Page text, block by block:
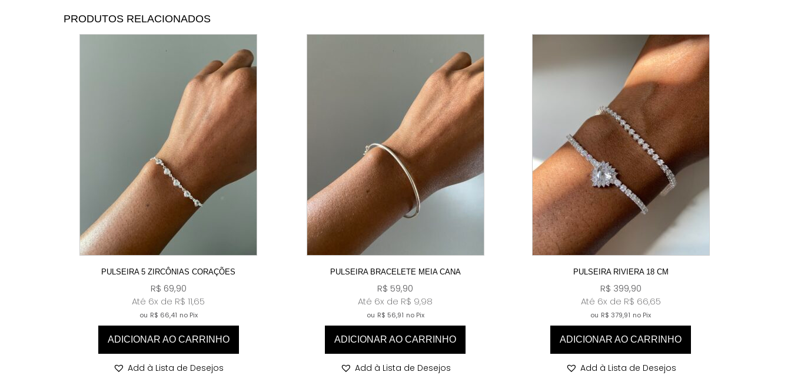
PRODUTOS RELACIONADOS
PULSEIRA 5 ZIRCÔNIAS CORAÇÕES
R$ 69,90
Até 6x de R$ 11,65
ou R$ 66,41 no Pix
ADICIONAR AO CARRINHO
Add à Lista de Desejos
PULSEIRA BRACELETE MEIA CANA
R$ 59,90
Até 6x de R$ 9,98
ou R$ 56,91 no Pix
ADICIONAR AO CARRINHO
Add à Lista de Desejos
PULSEIRA RIVIERA 18 CM
R$ 399,90
Até 6x de R$ 66,65
ou R$ 379,91 no Pix
ADICIONAR AO CARRINHO
Add à Lista de Desejos